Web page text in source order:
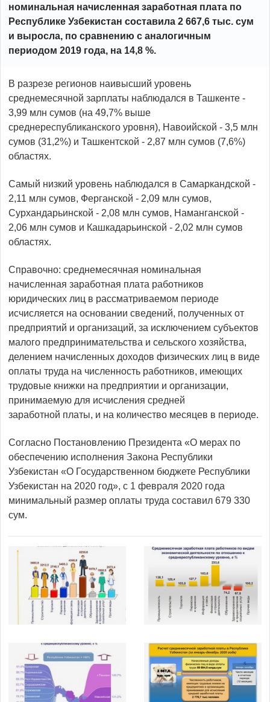
номинальная начисленная заработная плата по
Республике Узбекистан составила 2 667,6 тыс. сум
и выросла, по сравнению с аналогичным
периодом 2019 года, на 14,8 %.
В разрезе регионов наивысший уровень
среднемесячной зарплаты наблюдался в Ташкенте -
3,99 млн сумов (на 49,7% выше
среднереспубликанского уровня), Навоийской - 3,5 млн
сумов (31,2%) и Ташкентской - 2,87 млн сумов (7,6%)
областях.
Самый низкий уровень наблюдался в Самаркандской -
2,11 млн сумов, Ферганской - 2,09 млн сумов,
Сурхандарьинской - 2,08 млн сумов, Наманганской -
2,06 млн сумов и Кашкадарьинской - 2,02 млн сумов
областях.
Справочно: среднемесячная номинальная
начисленная заработная плата работников
юридических лиц в рассматриваемом периоде
исчисляется на основании сведений, полученных от
предприятий и организаций, за исключением субъектов
малого предпринимательства и сельского хозяйства,
делением начисленных доходов физических лиц в виде
оплаты труда на численность работников, имеющих
трудовые книжки на предприятии и организации,
принимаемую для исчисления средней
заработной платы, и на количество месяцев в периоде.
Согласно Постановлению Президента «О мерах по
обеспечению исполнения Закона Республики
Узбекистан «О Государственном бюджете Республики
Узбекистан на 2020 год», с 1 февраля 2020 года
минимальный размер оплаты труда составил 679 330
сум.